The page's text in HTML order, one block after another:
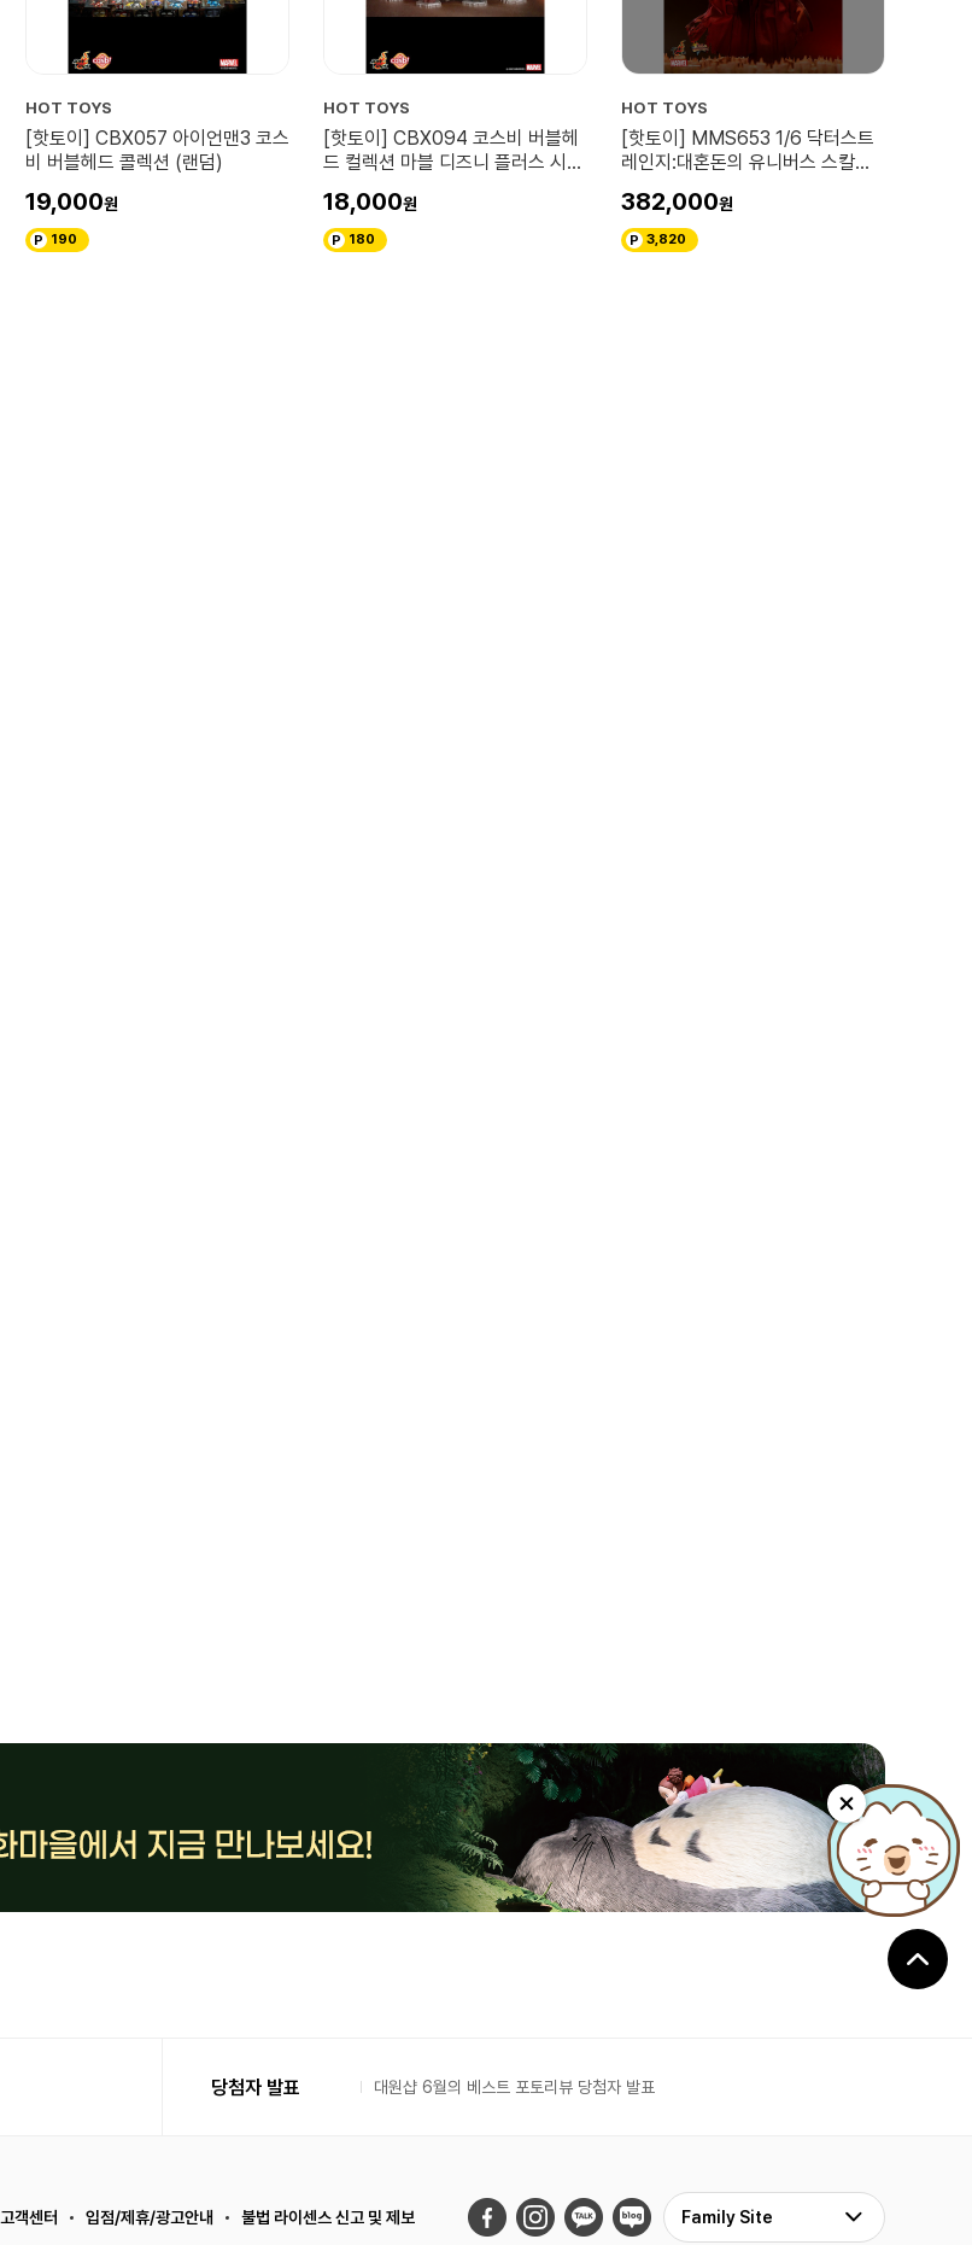
HOT TOYS
[핫토이] CBX057 아이언맨3 코스
비 버블헤드 콜렉션 (랜덤)
19,000
190
HOT TOYS
[핫토이] CBX094 코스비 버블헤
드 컬렉션 마블 디즈니 플러스 시리
18,000
180
HOT TOYS
[핫토이] MMS653 1/6 닥터스트
레인지:대혼돈의 유니버스 스칼렛
382,000
3,820
당첨자 발표 대원샵 6월의 베스트 포토리뷰 당첨자 발표
고객센터 입점/제휴/광고안내 불법 라이센스 신고 및 제보 Family Site